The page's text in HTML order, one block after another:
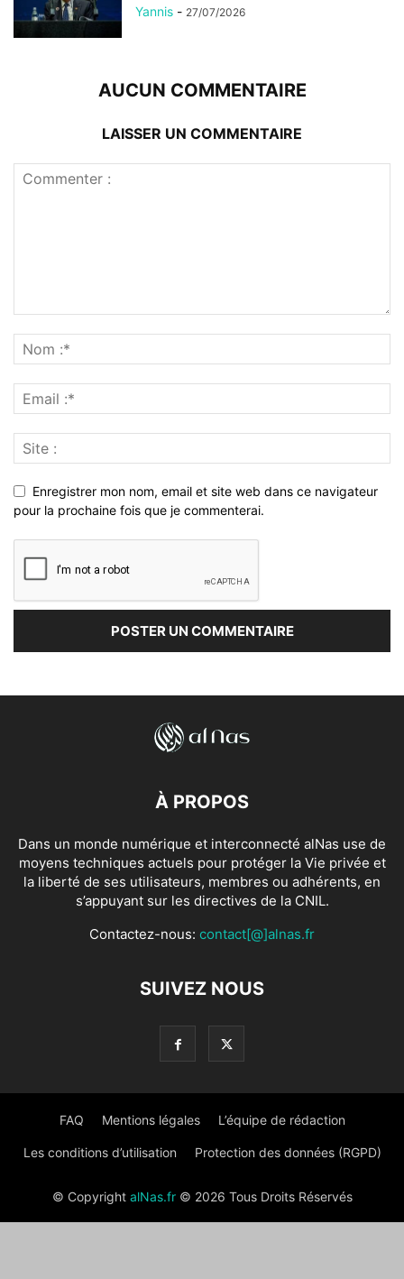
Yannis - 27/07/2026
AUCUN COMMENTAIRE
LAISSER UN COMMENTAIRE
Enregistrer mon nom, email et site web dans ce navigateur
pour la prochaine fois que je commenterai.
À PROPOS
Dans un monde numérique et interconnecté alNas use de
moyens techniques actuels pour protéger la Vie privée et
la liberté de ses utilisateurs, membres ou adhérents, en
s’appuyant sur les directives de la CNIL.
Contactez-nous: contact[@]alnas.fr
SUIVEZ NOUS
FAQ Mentions légales L’équipe de rédaction
Les conditions d’utilisation Protection des données (RGPD)
© Copyright alNas.fr© 2026 Tous Droits Réservés